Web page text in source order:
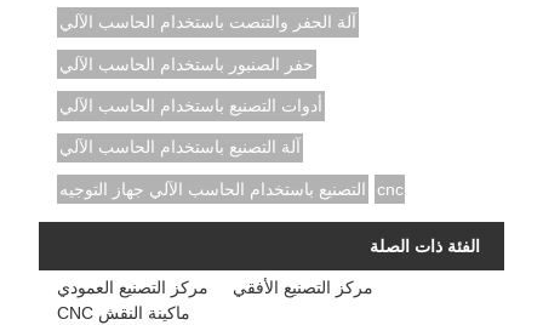
آلة الحفر والتنصت باستخدام الحاسب الآلي
حفر الصنبور باستخدام الحاسب الآلي
أدوات التصنيع باستخدام الحاسب الآلي
آلة التصنيع باستخدام الحاسب الآلي
التصنيع باستخدام الحاسب الآلي جهاز التوجيه cnc
الفئة ذات الصلة
مركز التصنيع العمودي
مركز التصنيع الأفقي
ماكينة النقش CNC